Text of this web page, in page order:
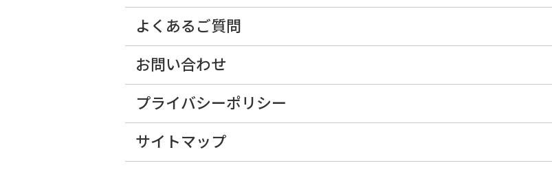
よくあるご質問
お問い合わせ
プライバシーポリシー
サイトマップ